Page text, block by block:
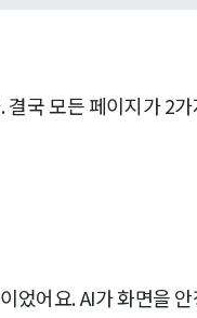
국 모든 페이지가 2
었어요. AI가 화면을